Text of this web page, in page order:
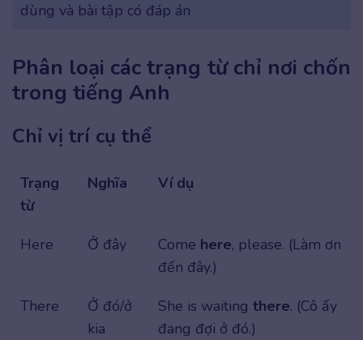
dùng và bài tập có đáp án
Phân loại các trạng từ chỉ nơi chốn
trong tiếng Anh
Chỉ vị trí cụ thể
Trạng
từ
Nghĩa Ví dụ
Here Ở đây Come here, please. (Làm ơn
đến đây.)
There
Ở đó/ở
kia
She is waiting there. (Cô ấy
đang đợi ở đó.)